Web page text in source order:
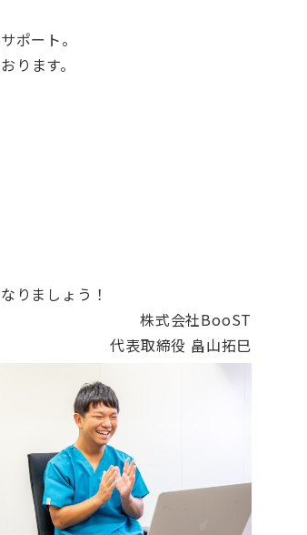
ポート。
ります。
りましょう！
株式会社BooST
代表取締役 畠山拓巳